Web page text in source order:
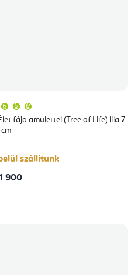
fája amulettel (Tree of Life) lila 7
cm
átlagos
értékelése
csillag.
szállítunk
900